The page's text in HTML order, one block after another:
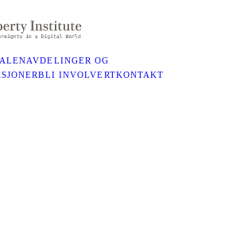
AVDELINGER OG
BLI INVOLVERTKONTAKT